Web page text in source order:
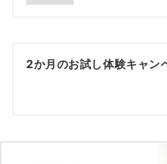
ナ
ビ
ゲ
シ
ョ
2か月のお試し体験キャン